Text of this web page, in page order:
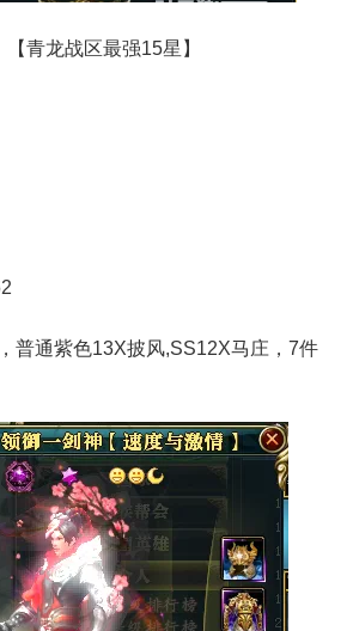
龙战区最强15星】
通紫色13X披风,SS12X马庄，7件